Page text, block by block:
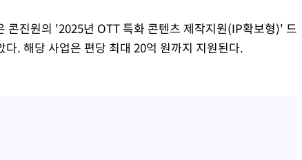
콘진원의 '2025년 OTT 특화 콘텐츠 제작지원(IP확보형)' 드
. 해당 사업은 편당 최대 20억 원까지 지원된다.